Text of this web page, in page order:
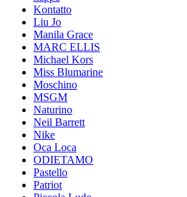
Kontatto
Liu Jo
Manila Grace
MARC ELLIS
Michael Kors
Miss Blumarine
Moschino
MSGM
Naturino
Neil Barrett
Nike
Oca Loca
ODIETAMO
Pastello
Patriot